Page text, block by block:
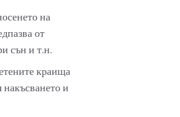
на
от
сън и т.н.
краища
накъсването и